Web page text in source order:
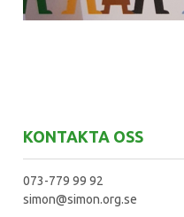
KONTAKTA OSS
073-779 99 92
simon@simon.org.se